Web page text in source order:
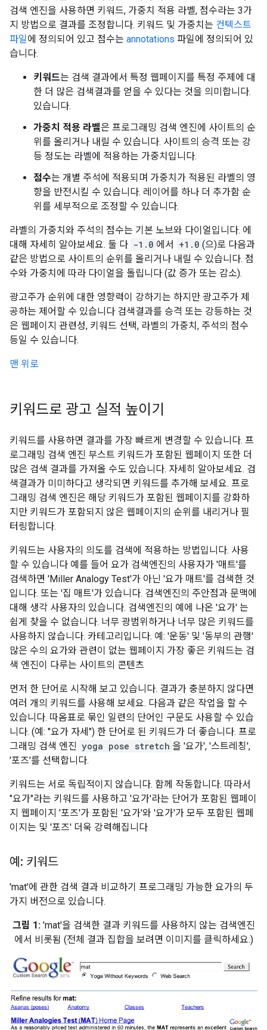
검색 엔진을 사용하면 키워드, 가중치 적용 라벨, 점수라는 3가
지 방법으로 결과를 조정합니다. 키워드 및 가중치는 컨텍스트
파일에 정의되어 있고 점수는 annotations 파일에 정의되어 있
습니다.
키워드는 검색 결과에서 특정 웹페이지를 특정 주제에 대
한 더 많은 검색결과를 얻을 수 있다는 것을 의미합니다.
있습니다.
가중치 적용 라벨은 프로그래밍 검색 엔진에 사이트의 순
위를 올리거나 내릴 수 있습니다. 사이트의 승격 또는 강
등 정도는 라벨에 적용하는 가중치입니다.
점수는 개별 주석에 적용되며 가중치가 적용된 라벨의 영
향을 반전시킬 수 있습니다. 레이어를 하나 더 추가함 순
위를 세부적으로 조정할 수 있습니다.
라벨의 가중치와 주석의 점수는 기본 노브와 다이얼입니다. 에
대해 자세히 알아보세요. 둘 다 -1.0 에서 +1.0 (으)로 다음과
같은 방법으로 사이트의 순위를 올리거나 내릴 수 있습니다. 점
수와 가중치에 따라 다이얼을 돌립니다 (값 증가 또는 감소).
광고주가 순위에 대한 영향력이 강하기는 하지만 광고주가 제
공하는 제어할 수 있습니다 검색결과를 승격 또는 강등하는 것
은 웹페이지 관련성, 키워드 선택, 라벨의 가중치, 주석의 점수
등일 수 있습니다.
맨 위로
키워드로 광고 실적 높이기
키워드를 사용하면 결과를 가장 빠르게 변경할 수 있습니다. 프
로그래밍 검색 엔진 부스트 키워드가 포함된 웹페이지 또한 더
많은 검색 결과를 가져올 수도 있습니다. 자세히 알아보세요. 검
색결과가 미미하다고 생각되면 키워드를 추가해 보세요. 프로
그래밍 검색 엔진은 해당 키워드가 포함된 웹페이지를 강화하
지만 키워드가 포함되지 않은 웹페이지의 순위를 내리거나 필
터링합니다.
키워드는 사용자의 의도를 검색에 적용하는 방법입니다. 사용
할 수 있습니다 예를 들어 요가 검색엔진의 사용자가 '매트'를
검색하면 'Miller Analogy Test'가 아닌 '요가 매트'를 검색한 것
입니다. 또는 '집 매트'가 있습니다. 검색엔진의 주안점과 문맥에
대해 생각 사용자의 있습니다. 검색엔진의 예에 나온 '요가' 는
쉽게 찾을 수 없습니다. 너무 광범위하거나 너무 많은 키워드를
사용하지 않습니다. 카테고리입니다. 예: '운동' 및 '동부의 관행'
많은 수의 요가와 관련이 없는 웹페이지 가장 좋은 키워드는 검
색 엔진이 다루는 사이트의 콘텐츠
먼저 한 단어로 시작해 보고 있습니다. 결과가 충분하지 않다면
여러 개의 키워드를 사용해 보세요. 다음과 같은 작업을 할 수
있습니다. 따옴표로 묶인 일련의 단어인 구문도 사용할 수 있습
니다. (예: "요가 자세") 한 단어로 된 키워드가 더 좋습니다. 프로
그래밍 검색 엔진 yoga pose stretch 을 '요가', '스트레칭',
'포즈'를 선택합니다.
키워드는 서로 독립적이지 않습니다. 함께 작동합니다. 따라서
"요가"라는 키워드를 사용하고 '요가'라는 단어가 포함된 웹페이
지 웹페이지 '포즈'가 포함된 '요가'와 '요가'가 모두 포함된 웹페
이지는 및 '포즈' 더욱 강력해집니다
예: 키워드
'mat'에 관한 검색 결과 비교하기 프로그래밍 가능한 요가의 두
가지 버전으로 있습니다.
그림 1: 'mat'을 검색한 결과 키워드를 사용하지 않는 검색엔진
에서 비롯됨 (전체 결과 집합을 보려면 이미지를 클릭하세요.)